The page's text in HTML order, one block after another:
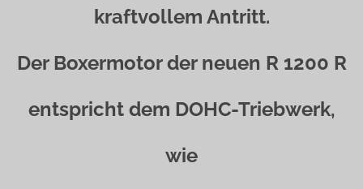
kraftvollem Antritt.
Der Boxermotor der neuen R 1200 R
entspricht dem DOHC-Triebwerk,
wie